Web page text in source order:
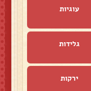
עוגיות
גלידות
ירקות